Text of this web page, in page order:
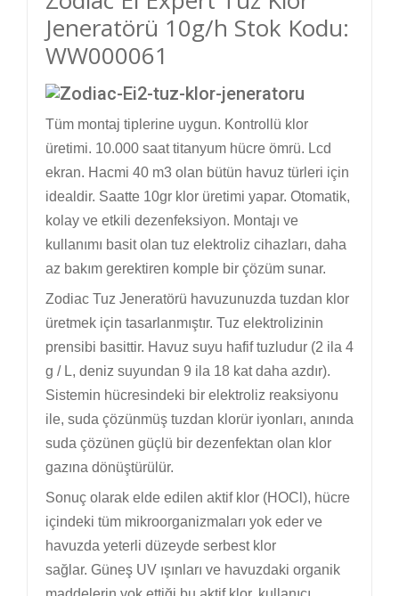
Jeneratörü 10g/h Stok Kodu:
WW000061
Tüm montaj tiplerine uygun. Kontrollü klor
üretimi. 10.000 saat titanyum hücre ömrü. Lcd
ekran. Hacmi 40 m3 olan bütün havuz türleri için
idealdir. Saatte 10gr klor üretimi yapar. Otomatik,
kolay ve etkili dezenfeksiyon. Montajı ve
kullanımı basit olan tuz elektroliz cihazları, daha
az bakım gerektiren komple bir çözüm sunar.
Zodiac Tuz Jeneratörü havuzunuzda tuzdan klor
üretmek için tasarlanmıştır. Tuz elektrolizinin
prensibi basittir. Havuz suyu hafif tuzludur (2 ila 4
g / L, deniz suyundan 9 ila 18 kat daha azdır).
Sistemin hücresindeki bir elektroliz reaksiyonu
ile, suda çözünmüş tuzdan klorür iyonları, anında
suda çözünen güçlü bir dezenfektan olan klor
gazına dönüştürülür.
Sonuç olarak elde edilen aktif klor (HOCl), hücre
içindeki tüm mikroorganizmaları yok eder ve
havuzda yeterli düzeyde serbest klor
sağlar. Güneş UV ışınları ve havuzdaki organik